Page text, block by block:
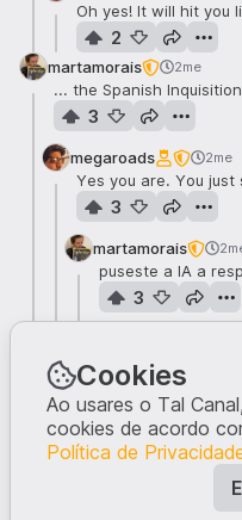
Oh yes! It will hit you
2
martamorais 2me
... the Spanish
3
megaroads 2me
Yes you are. You just
3
martamorais
puseste a IA a
3
Talvez sim,
questão?
3
Continuar
Cookies
Ao usares o Tal
cookies de acordo
Política de